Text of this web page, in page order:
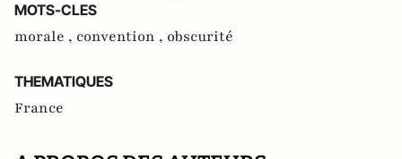
MOTS-CLES
morale , convention , obscurité
THEMATIQUES
France